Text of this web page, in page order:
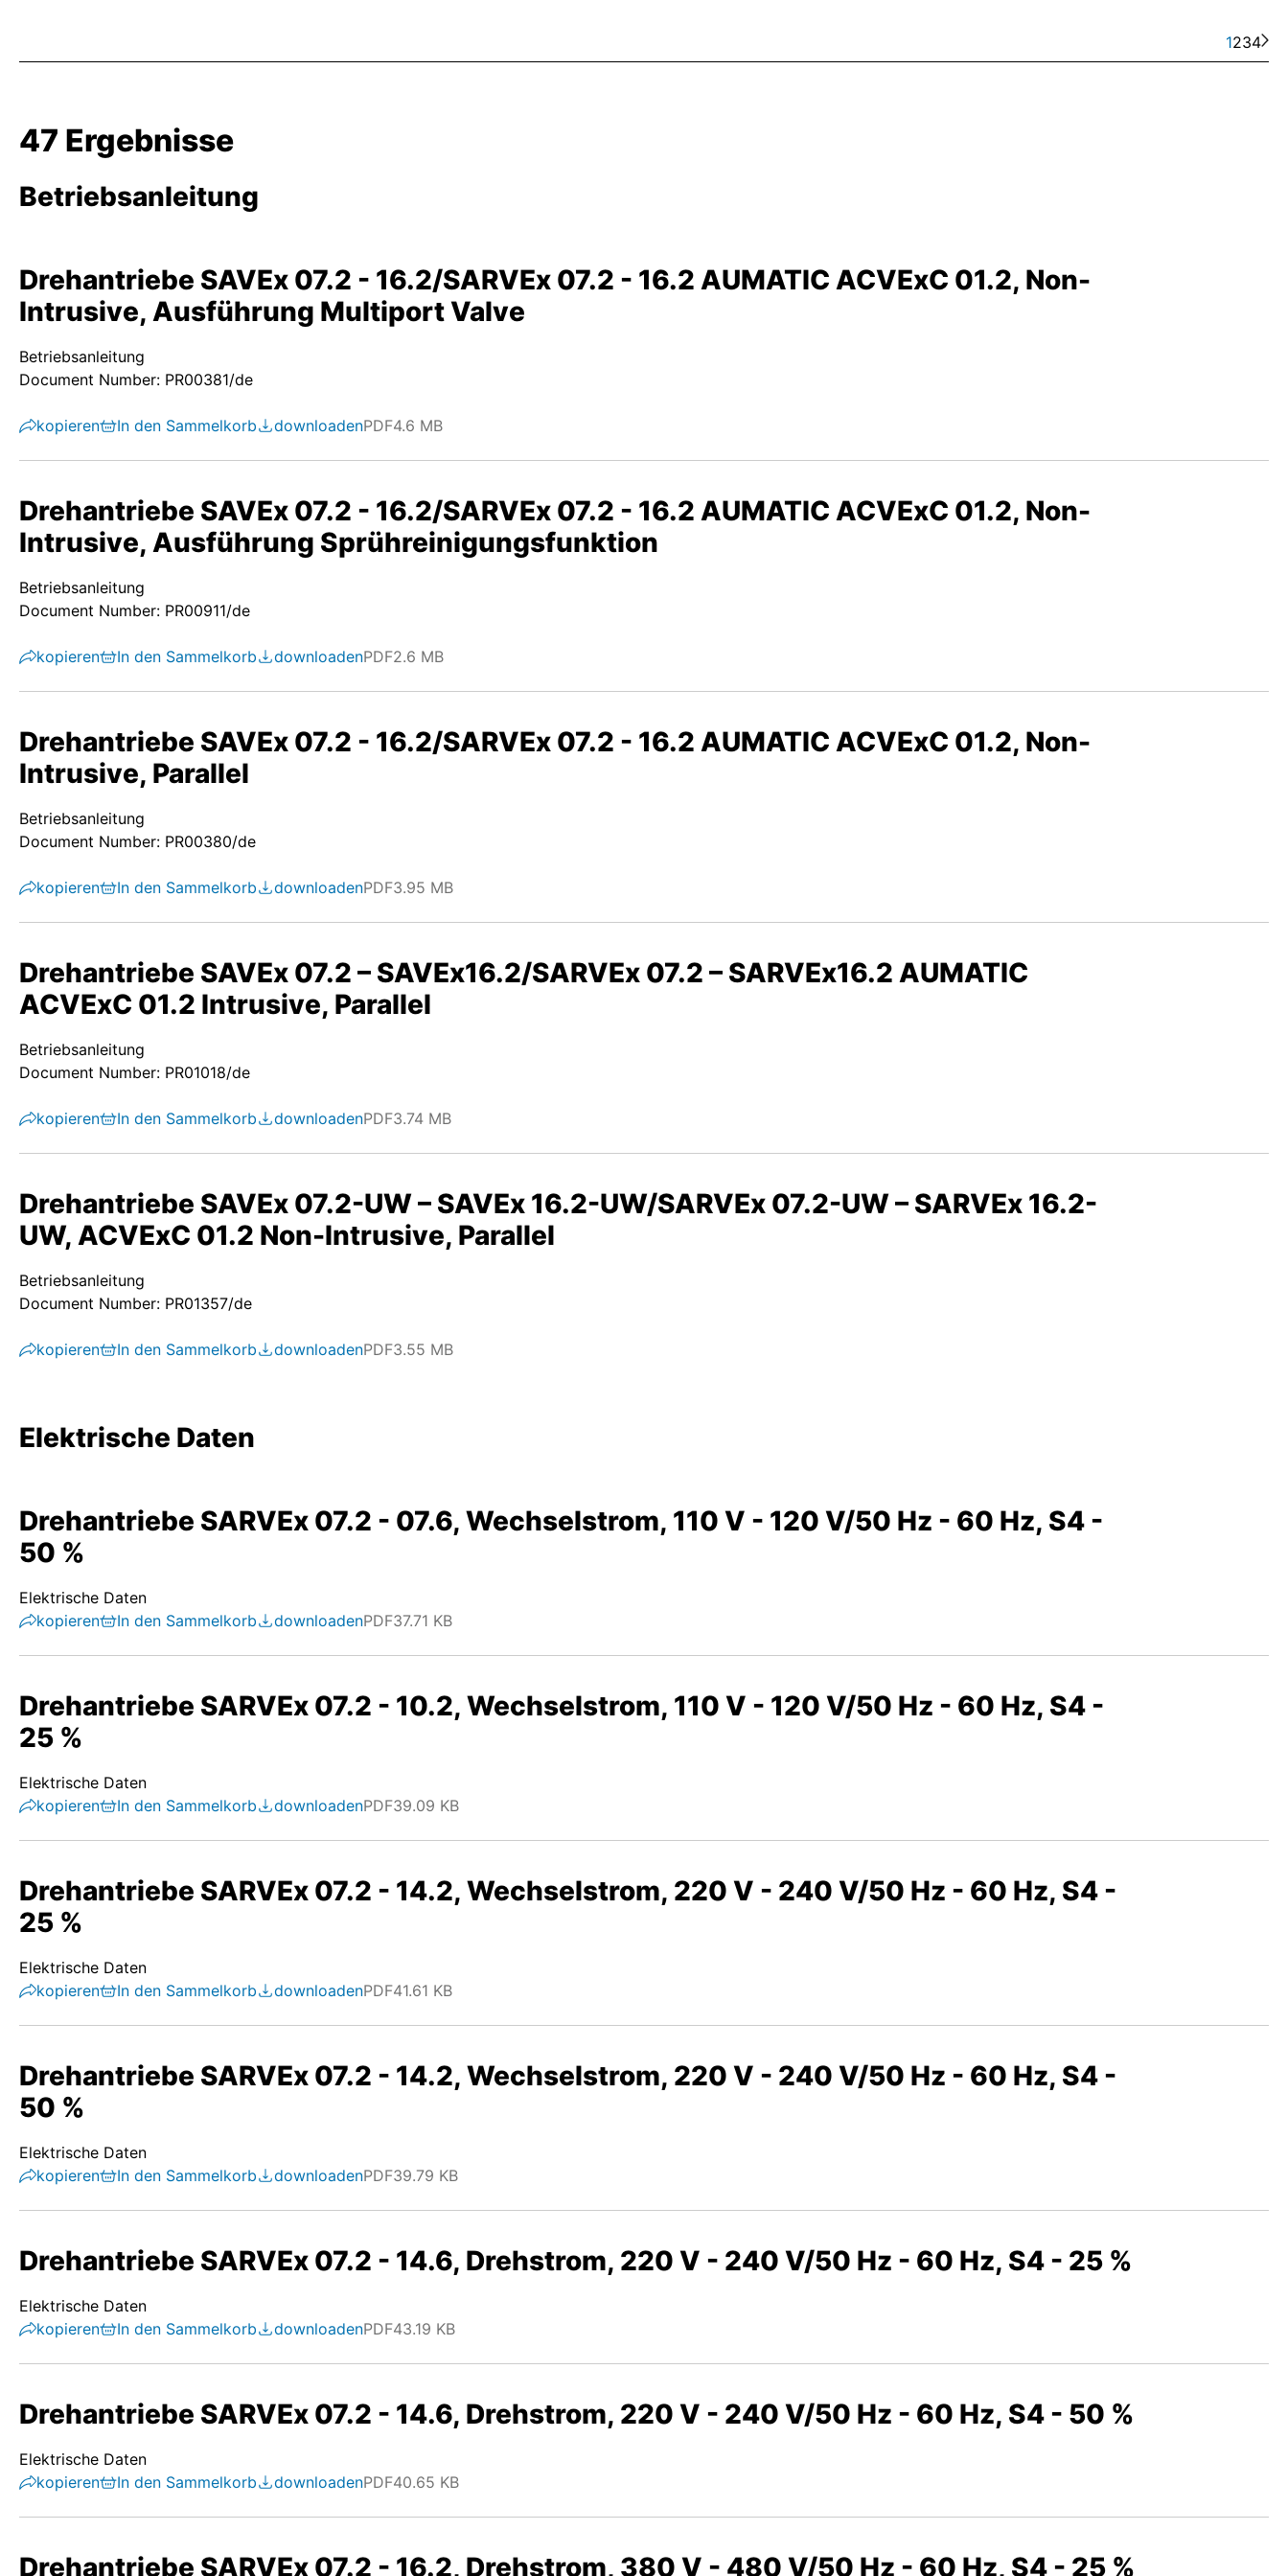
1234
47 Ergebnisse
Betriebsanleitung
Drehantriebe SAVEx 07.2 - 16.2/SARVEx 07.2 - 16.2 AUMATIC ACVExC 01.2, Non-
Intrusive, Ausführung Multiport Valve
Betriebsanleitung
Document Number: PR00381/de
kopieren In den Sammelkorb downloadenPDF4.6 MB
Drehantriebe SAVEx 07.2 - 16.2/SARVEx 07.2 - 16.2 AUMATIC ACVExC 01.2, Non-
Intrusive, Ausführung Sprühreinigungsfunktion
Betriebsanleitung
Document Number: PR00911/de
kopieren In den Sammelkorb downloadenPDF2.6 MB
Drehantriebe SAVEx 07.2 - 16.2/SARVEx 07.2 - 16.2 AUMATIC ACVExC 01.2, Non-
Intrusive, Parallel
Betriebsanleitung
Document Number: PR00380/de
kopieren In den Sammelkorb downloadenPDF3.95 MB
Drehantriebe SAVEx 07.2 – SAVEx16.2/SARVEx 07.2 – SARVEx16.2 AUMATIC
ACVExC 01.2 Intrusive, Parallel
Betriebsanleitung
Document Number: PR01018/de
kopieren In den Sammelkorb downloadenPDF3.74 MB
Drehantriebe SAVEx 07.2-UW – SAVEx 16.2-UW/SARVEx 07.2-UW – SARVEx 16.2-
UW, ACVExC 01.2 Non-Intrusive, Parallel
Betriebsanleitung
Document Number: PR01357/de
kopieren In den Sammelkorb downloadenPDF3.55 MB
Elektrische Daten
Drehantriebe SARVEx 07.2 - 07.6, Wechselstrom, 110 V - 120 V/50 Hz - 60 Hz, S4 -
50 %
Elektrische Daten
kopieren
In den Sammelkorb downloadenPDF37.71 KB
Drehantriebe SARVEx 07.2 - 10.2, Wechselstrom, 110 V - 120 V/50 Hz - 60 Hz, S4 -
25 %
Elektrische Daten
kopieren
In den Sammelkorb downloadenPDF39.09 KB
Drehantriebe SARVEx 07.2 - 14.2, Wechselstrom, 220 V - 240 V/50 Hz - 60 Hz, S4 -
25 %
Elektrische Daten
kopieren
In den Sammelkorb downloadenPDF41.61 KB
Drehantriebe SARVEx 07.2 - 14.2, Wechselstrom, 220 V - 240 V/50 Hz - 60 Hz, S4 -
50 %
Elektrische Daten
kopieren
In den Sammelkorb downloadenPDF39.79 KB
Drehantriebe SARVEx 07.2 - 14.6, Drehstrom, 220 V - 240 V/50 Hz - 60 Hz, S4 - 25 %
Elektrische Daten
kopieren
In den Sammelkorb downloadenPDF43.19 KB
Drehantriebe SARVEx 07.2 - 14.6, Drehstrom, 220 V - 240 V/50 Hz - 60 Hz, S4 - 50 %
Elektrische Daten
kopieren
In den Sammelkorb downloadenPDF40.65 KB
Drehantriebe SARVEx 07.2 - 16.2, Drehstrom, 380 V - 480 V/50 Hz - 60 Hz, S4 - 25 %